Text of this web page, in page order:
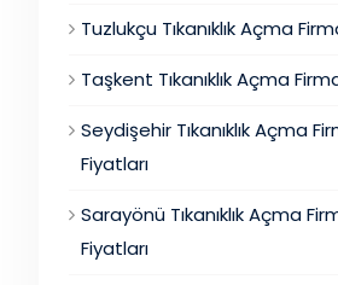
Tuzlukçu Tıkanıklık Açma
Taşkent Tıkanıklık Açma
Seydişehir Tıkanıklık Açma
Fiyatları
Sarayönü Tıkanıklık Açma
Fiyatları